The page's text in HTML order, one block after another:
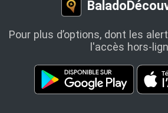
Pour plus d’options, dont les
l'accès hors-